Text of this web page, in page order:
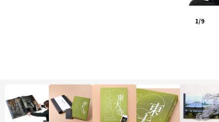
1/9